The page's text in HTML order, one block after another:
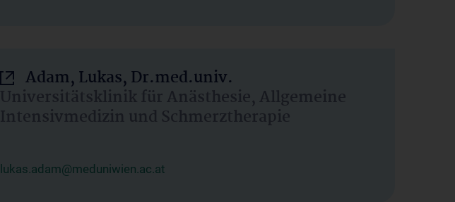
Adam, Lukas, Dr.med.univ.
Universitätsklinik für Anästhesie, Allgemeine
Intensivmedizin und Schmerztherapie
lukas.adam@meduniwien.ac.at